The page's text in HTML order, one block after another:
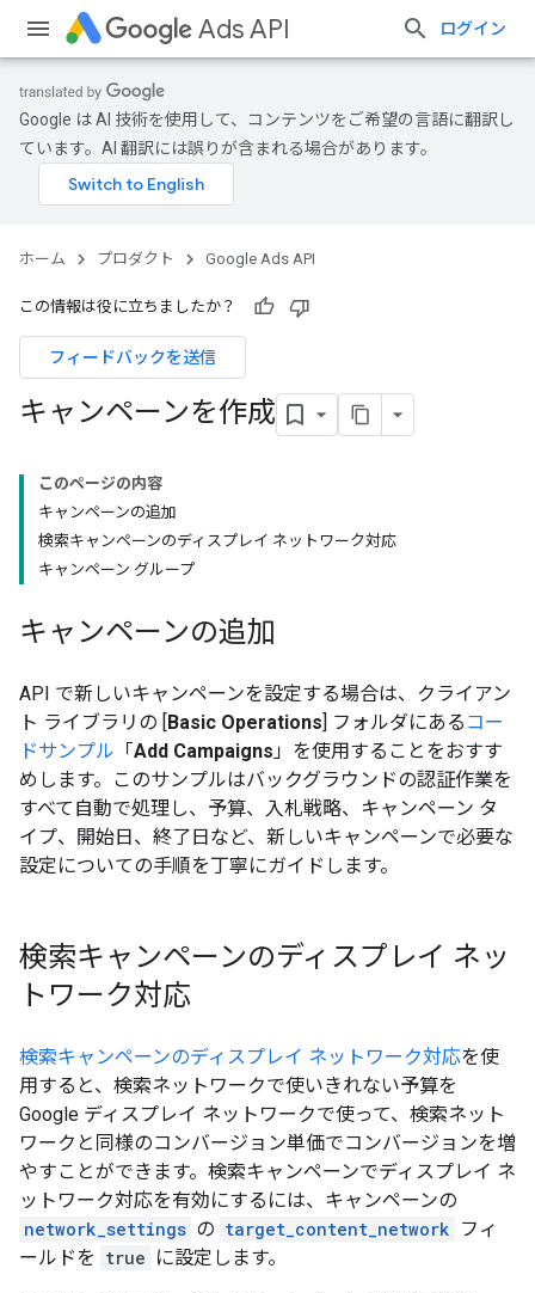
Ads API ログイン
Google は AI 技術を使用して、コンテンツをご希望の言語に翻訳し
ています。AI 翻訳には誤りが含まれる場合があります。
ホーム プロダクト Google Ads API
この情報は役に立ちましたか？
フィードバックを送信
キャンペーンを作成
このページの内容
キャンペーンの追加
検索キャンペーンのディスプレイ ネットワーク対応
キャンペーン グループ
キャンペーンの追加
API で新しいキャンペーンを設定する場合は、クライアン
ト ライブラリの [Basic Operations] フォルダにある コー
ドサンプル 「Add Campaigns」を使用することをおすす
めします。このサンプルはバックグラウンドの認証作業を
すべて自動で処理し、予算、入札戦略、キャンペーン タ
イプ、開始日、終了日など、新しいキャンペーンで必要な
設定についての手順を丁寧にガイドします。
検索キャンペーンのディスプレイ ネッ
トワーク対応
検索キャンペーンのディスプレイ ネットワーク対応を使
用すると、検索ネットワークで使いきれない予算を
Google ディスプレイ ネットワークで使って、検索ネット
ワークと同様のコンバージョン単価でコンバージョンを増
やすことができます。検索キャンペーンでディスプレイ ネ
ットワーク対応を有効にするには、キャンペーンの
network_settings の target_content_network フィ
ールドを true に設定します。